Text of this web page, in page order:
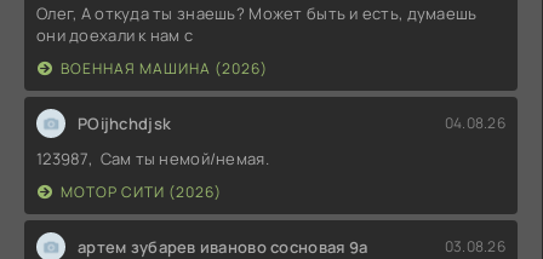
Олег, А откуда ты знаешь? Может быть и есть, думаешь
они доехали к нам с
ВОЕННАЯ МАШИНА (2026)
POijhchdjsk 04.08.26
123987, Сам ты немой/немая.
МОТОР СИТИ (2026)
артем зубарев иваново сосновая 9а 03.08.26